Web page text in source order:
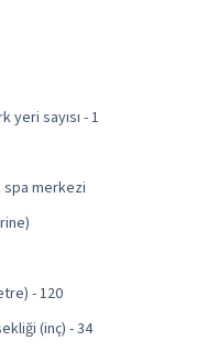
sayısı - 1
spa merkezi
- 120
(inç) - 34